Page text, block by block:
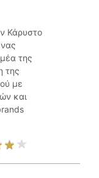
Κάρυστο
της
της
με
και